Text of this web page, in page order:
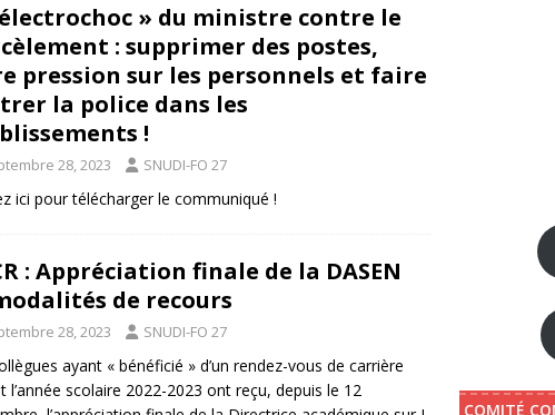
du CSA SD d’ajustement pour la rentrée 2026. De nouvelles
!
CARTE SCOLAIRE / CSA SD / CDEN
« 2 ème journée de pré-rentrée » et journée de solidarité
» du ministre contre le
: supprimer des postes,
pression sur les personnels et faire
la police dans les
!
28, 2023 SNUDI-FO 27
ici pour télécharger le communiqué !
: Appréciation finale de la DASEN
de recours
28, 2023 SNUDI-FO 27
ayant « bénéficié » d’un rendez-vous de carrière
l’année scolaire 2022-2023 ont reçu, depuis le 12
COMITÉ